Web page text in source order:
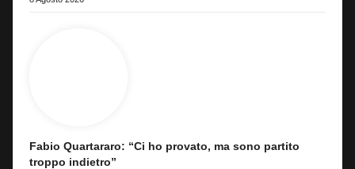
Fabio Quartararo: “Ci ho provato, ma sono partito
troppo indietro”